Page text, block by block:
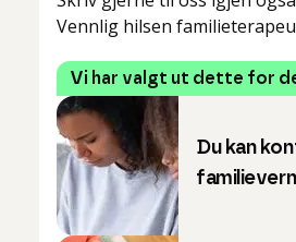
Vennlig hilsen
Vi har valgt ut dette for
Du kan